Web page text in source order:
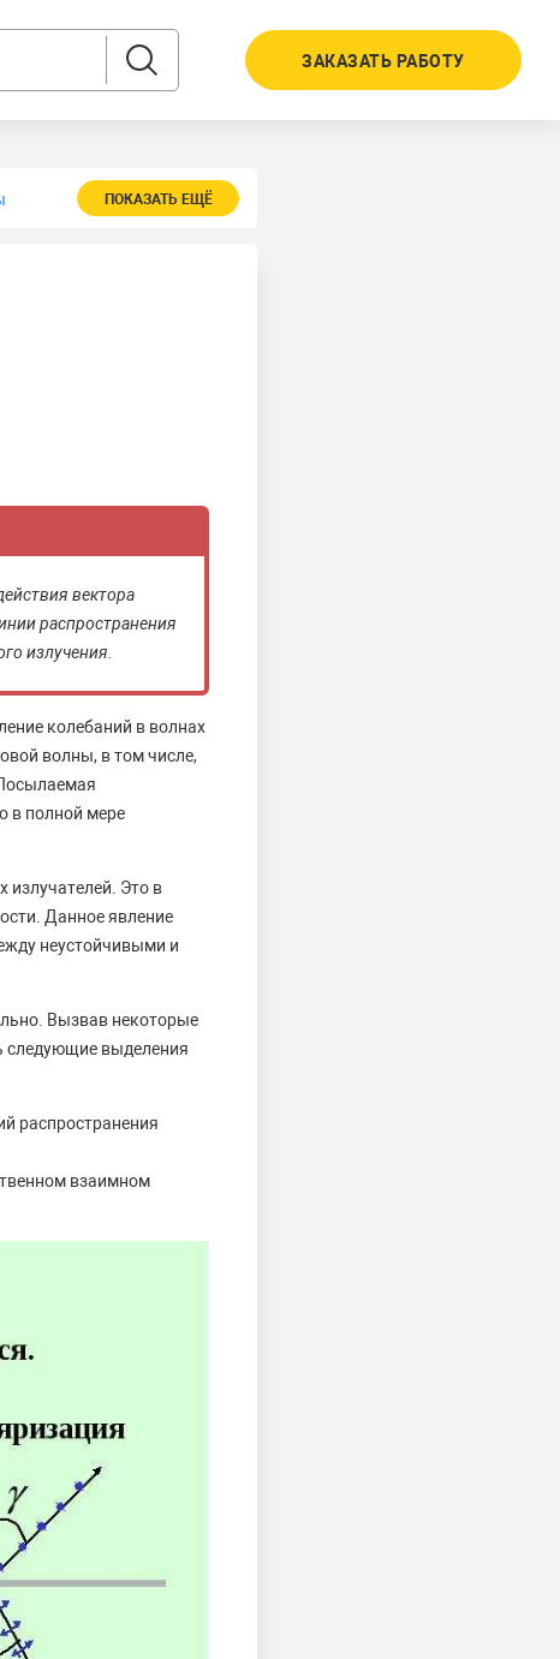
ЗАКАЗАТЬ РАБОТУ
ПОКАЗАТЬ ЕЩЁ
вектора
распространения
излучения.
колебаний в волнах
волны, в том числе,
в полной мере
излучателей. Это в
Данное явление
неустойчивыми и
Вызвав некоторые
следующие выделения
распространения
взаимном